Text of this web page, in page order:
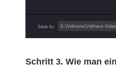
Schritt 3. Wie man